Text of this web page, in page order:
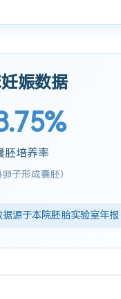
娠数据
胚培养率
卵子形成囊胚)
源于本院胚胎实验室年报